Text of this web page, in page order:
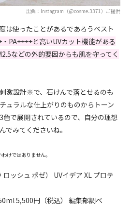
出典：Instagram（@cosme.3371）ご提供
は使ったことがあるであろうベスト
・PA++++と高いUVカット機能がある
などの外的要因からも肌を守ってく
激設計※で、石けんで落とせるのも
ュラルな仕上がりのものからトーン
で展開されているので、自分の理想
でみてくださいね。
けではありません。
ロッシュ ポゼ） UVイデア XL プロテ
5,500円（税込） 編集部調べ